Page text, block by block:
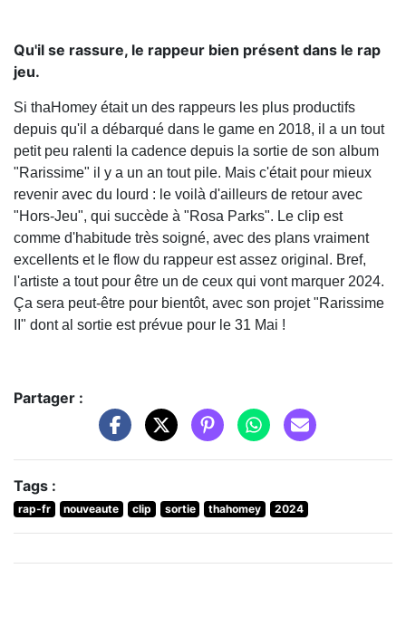
Qu'il se rassure, le rappeur bien présent dans le rap
jeu.
Si thaHomey était un des rappeurs les plus productifs
depuis qu'il a débarqué dans le game en 2018, il a un tout
petit peu ralenti la cadence depuis la sortie de son album
"Rarissime" il y a un an tout pile. Mais c'était pour mieux
revenir avec du lourd : le voilà d'ailleurs de retour avec
"Hors-Jeu", qui succède à "Rosa Parks". Le clip est
comme d'habitude très soigné, avec des plans vraiment
excellents et le flow du rappeur est assez original. Bref,
l'artiste a tout pour être un de ceux qui vont marquer 2024.
Ça sera peut-être pour bientôt, avec son projet "Rarissime
II" dont al sortie est prévue pour le 31 Mai !
Partager :
Tags :
rap-fr nouveaute clip sortie thahomey 2024